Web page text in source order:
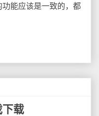
能应该是一致的，都
载